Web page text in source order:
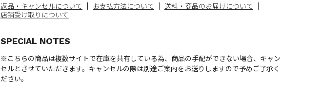
返品・キャンセルについて お支払方法について
送料・商品のお届けについて
店舗受け取りについて
SPECIAL NOTES
※こちらの商品は複数サイトで在庫を共有している為、商品の手配ができない場合、キャン
セルとさせていただきます。キャンセルの際は別途ご案内をお送りしますので予めご了承く
ださい。